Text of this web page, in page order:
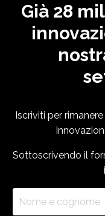
Già 28
Iscriviti per
Sottoscrivendo il
i